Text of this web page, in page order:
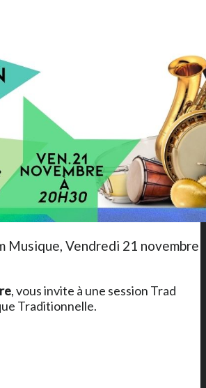
Musique, Vendredi 21 novembre
, vous invite à une session Trad
Traditionnelle.